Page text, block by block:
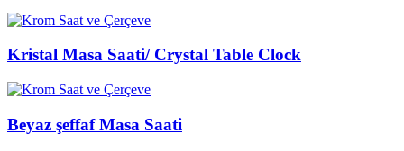
Kristal Masa Saati/ Crystal Table Clock
Beyaz şeffaf Masa Saati